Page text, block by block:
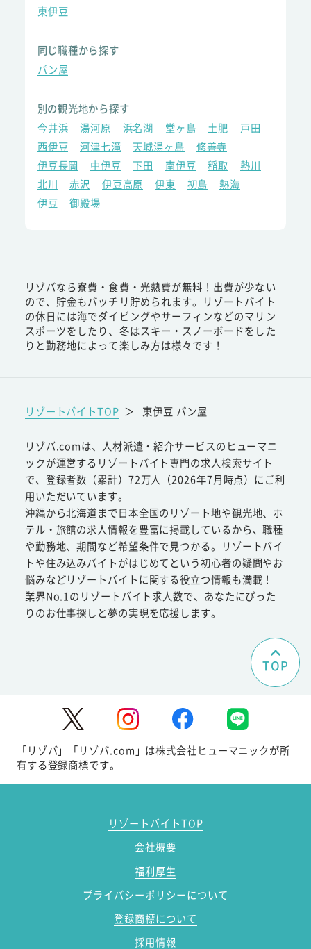
東伊豆
同じ職種から探す
パン屋
別の観光地から探す
今井浜
湯河原 浜名湖 堂ヶ島 土肥
戸田
西伊豆
河津七滝 天城湯ヶ島
修善寺
伊豆長岡
中伊豆 下田 南伊豆 稲取
熱川
北川
赤沢 伊豆高原 伊東 初島
熱海
伊豆
御殿場
リゾバなら寮費・食費・光熱費が無料！出費が少ない
ので、貯金もバッチリ貯められます。リゾートバイト
の休日には海でダイビングやサーフィンなどのマリン
スポーツをしたり、冬はスキー・スノーボードをした
りと勤務地によって楽しみ方は様々です！
リゾートバイトTOP ＞ 東伊豆 パン屋
リゾバ.comは、人材派遣・紹介サービスのヒューマニ
ックが運営するリゾートバイト専門の求人検索サイト
で、登録者数（累計）72万人（2026年7月時点）にご利
用いただいています。
沖縄から北海道まで日本全国のリゾート地や観光地、ホ
テル・旅館の求人情報を豊富に掲載しているから、職種
や勤務地、期間など希望条件で見つかる。リゾートバイ
トや住み込みバイトがはじめてという初心者の疑問やお
悩みなどリゾートバイトに関する役立つ情報も満載！
業界No.1のリゾートバイト求人数で、あなたにぴった
りのお仕事探しと夢の実現を応援します。
TOP
「リゾバ」「リゾバ.com」は株式会社ヒューマニックが所
有する登録商標です。
リゾートバイトTOP
会社概要
福利厚生
プライバシーポリシーについて
登録商標について
採用情報